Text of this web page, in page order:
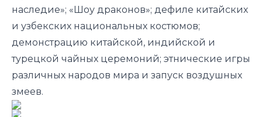
наследие»; «Шоу драконов»; дефиле китайских
и узбекских национальных костюмов;
демонстрацию китайской, индийской и
турецкой чайных церемоний; этнические игры
различных народов мира и запуск воздушных
змеев.